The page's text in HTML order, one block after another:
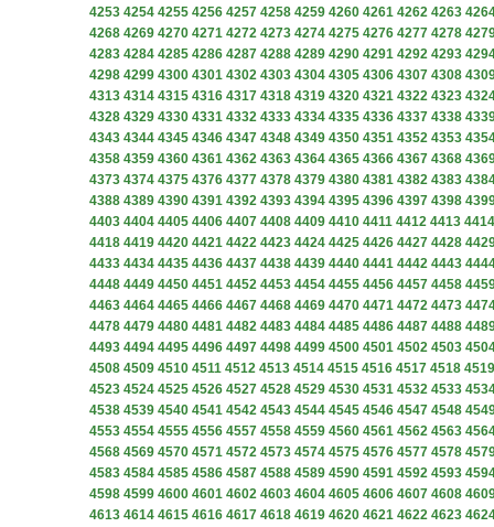
4253 4254 4255 4256 4257 4258 4259 4260 4261 4262 4263
4268 4269 4270 4271 4272 4273 4274 4275 4276 4277 4278
4283 4284 4285 4286 4287 4288 4289 4290 4291 4292 4293
4298 4299 4300 4301 4302 4303 4304 4305 4306 4307 4308
4313 4314 4315 4316 4317 4318 4319 4320 4321 4322 4323
4328 4329 4330 4331 4332 4333 4334 4335 4336 4337 4338
4343 4344 4345 4346 4347 4348 4349 4350 4351 4352 4353
4358 4359 4360 4361 4362 4363 4364 4365 4366 4367 4368
4373 4374 4375 4376 4377 4378 4379 4380 4381 4382 4383
4388 4389 4390 4391 4392 4393 4394 4395 4396 4397 4398
4403 4404 4405 4406 4407 4408 4409 4410 4411 4412 4413 4414
4418 4419 4420 4421 4422 4423 4424 4425 4426 4427 4428
4433 4434 4435 4436 4437 4438 4439 4440 4441 4442 4443
4448 4449 4450 4451 4452 4453 4454 4455 4456 4457 4458
4463 4464 4465 4466 4467 4468 4469 4470 4471 4472 4473
4478 4479 4480 4481 4482 4483 4484 4485 4486 4487 4488
4493 4494 4495 4496 4497 4498 4499 4500 4501 4502 4503
4508 4509 4510 4511 4512 4513 4514 4515 4516 4517 4518 4519
4523 4524 4525 4526 4527 4528 4529 4530 4531 4532 4533
4538 4539 4540 4541 4542 4543 4544 4545 4546 4547 4548
4553 4554 4555 4556 4557 4558 4559 4560 4561 4562 4563
4568 4569 4570 4571 4572 4573 4574 4575 4576 4577 4578
4583 4584 4585 4586 4587 4588 4589 4590 4591 4592 4593
4598 4599 4600 4601 4602 4603 4604 4605 4606 4607 4608
4613 4614 4615 4616 4617 4618 4619 4620 4621 4622 4623